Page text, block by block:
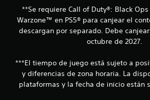
**Se requiere Call of Duty®: Black
Warzone™ en PS5® para canjear el
descargan por separado. Debe
octubre de 2027.
***El tiempo de juego está sujeto a
y diferencias de zona horaria. La
plataformas y la fecha de inicio están